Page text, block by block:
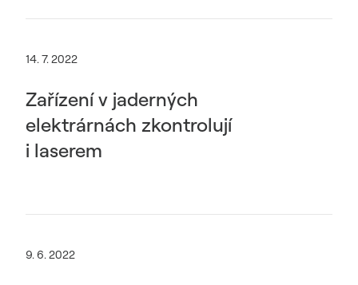
14. 7. 2022
Zařízení v jaderných
elektrárnách zkontrolují
i laserem
9. 6. 2022